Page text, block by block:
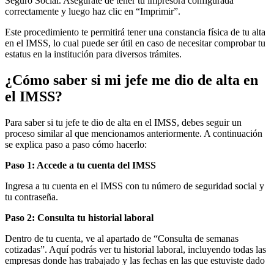
correctamente y luego haz clic en “Imprimir”.
Este procedimiento te permitirá tener una constancia física de tu alta
en el IMSS, lo cual puede ser útil en caso de necesitar comprobar tu
estatus en la institución para diversos trámites.
¿Cómo saber si mi jefe me dio de alta en
el IMSS?
Para saber si tu jefe te dio de alta en el IMSS, debes seguir un
proceso similar al que mencionamos anteriormente. A continuación
se explica paso a paso cómo hacerlo:
Paso 1: Accede a tu cuenta del IMSS
Ingresa a tu cuenta en el IMSS con tu número de seguridad social y
tu contraseña.
Paso 2: Consulta tu historial laboral
Dentro de tu cuenta, ve al apartado de “Consulta de semanas
cotizadas”. Aquí podrás ver tu historial laboral, incluyendo todas las
empresas donde has trabajado y las fechas en las que estuviste dado